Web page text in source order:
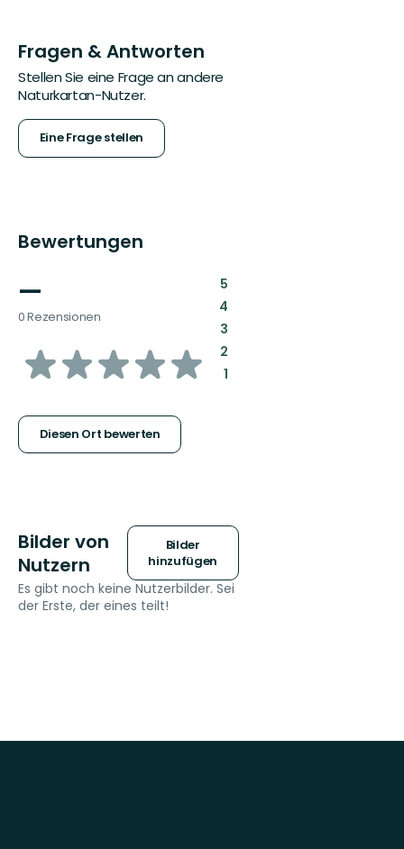
Fragen & Antworten
Stellen Sie eine Frage an andere
Naturkartan-Nutzer.
Eine Frage stellen
Bewertungen
—
0 Rezensionen
von
Sternen
Diesen Ort bewerten
5:
4:
3:
2:
1:
Bilder von
Nutzern
Bilder
hinzufügen
Es gibt noch keine Nutzerbilder. Sei
der Erste, der eines teilt!